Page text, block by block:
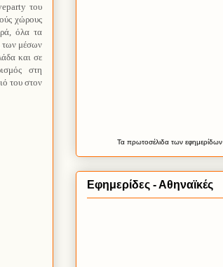
του
χώρους
όλα τα
των μέσων
και σε
στη
του στον
Τα πρωτοσέλιδατων εφημερίδων
Εφημερίδες - Αθηναϊκές